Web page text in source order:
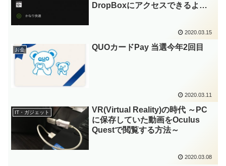
DropBoxにアクセスできるよう
2020.03.15
お金 QUOカードPay 当選今年2回目
2020.03.11
IT・ガジェット
VR(Virtual Reality)の時代 ～PC
に保存していた動画をOculus
Questで閲覧する方法～
2020.03.08